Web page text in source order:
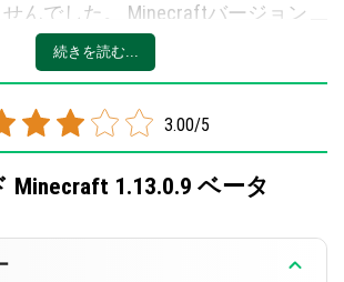
んでした。 Minecraftバージョン
しいイノベーションがたくさん追加
乾いたバラ、疑わしいスープ、光
す。
は、内装に関連しています: これか
できます。多くのプレイヤーがこ
いましたが、今では新しい方法で家
続きを読む...
3.00/5
Minecraft 1.13.0.9 ベータ